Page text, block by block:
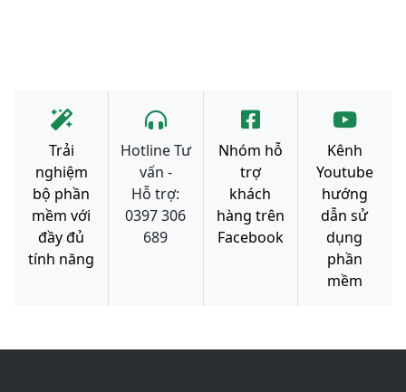
Trải
nghiệm
bộ phần
mềm với
đầy đủ
tính năng
Hotline Tư
vấn -
Hỗ trợ:
0397 306
689
Nhóm hỗ
trợ
khách
hàng trên
Facebook
Kênh
Youtube
hướng
dẫn sử
dụng
phần
mềm